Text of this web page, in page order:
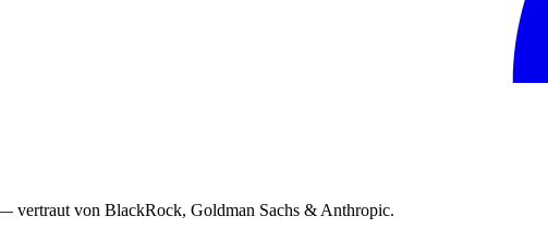
vertraut von BlackRock, Goldman Sachs & Anthropic.